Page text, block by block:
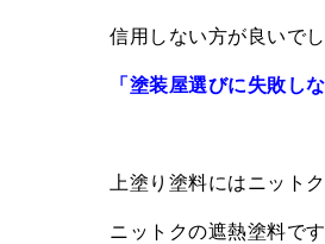
信用しない方が良いでし
「塗装屋選びに失敗し
上塗り塗料にはニット
ニットクの遮熱塗料です